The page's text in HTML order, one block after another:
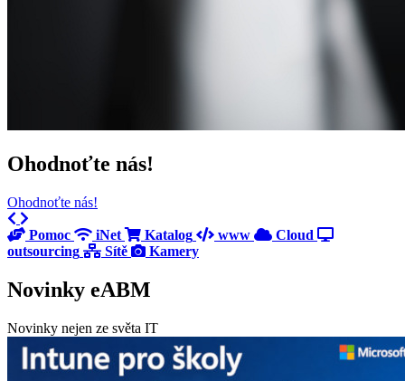
Ohodnoťte nás!
Ohodnoťte nás!
Previous
Pomoc
iNet Katalog www
Cloud
outsourcing
Sítě Kamery
Novinky eABM
Novinky nejen ze světa IT